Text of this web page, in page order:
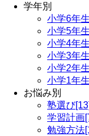
学年別
小学6年
小学5年
小学4年
小学3年
小学2年
小学1年
お悩み別
塾選び[13]
学習計画
勉強方法